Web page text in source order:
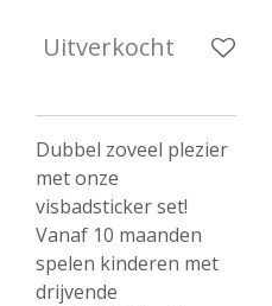
Uitverkocht
Dubbel zoveel plezier
met onze
visbadsticker set!
Vanaf 10 maanden
spelen kinderen met
drijvende